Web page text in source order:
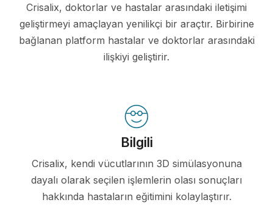
Crisalix, doktorlar ve hastalar arasındaki iletişimi
geliştirmeyi amaçlayan yenilikçi bir araçtır. Birbirine
bağlanan platform hastalar ve doktorlar arasındaki
ilişkiyi geliştirir.
Bilgili
Crisalix, kendi vücutlarının 3D simülasyonuna
dayalı olarak seçilen işlemlerin olası sonuçları
hakkında hastaların eğitimini kolaylaştırır.